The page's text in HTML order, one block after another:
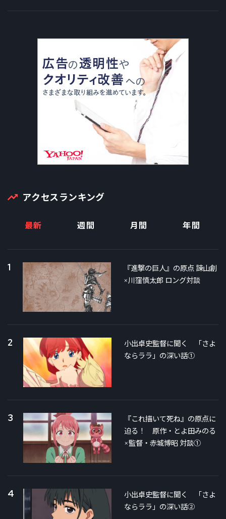
アクセスランキング
最新 週間 月間 年間
1
『進撃の巨人』の原点 諫山創
×川窪慎太郎 ロング対談
2
小出卓史監督に聞く 「さよ
ならララ」の深い話①
3
『これ描いて死ね』の原点に
迫る！ 原作・とよ田みのる
×監督・赤城博昭 対談①
4
小出卓史監督に聞く 「さよ
ならララ」の深い話②